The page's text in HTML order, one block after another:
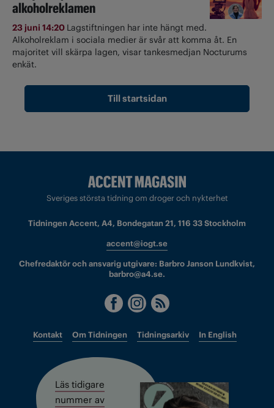
alkoholreklamen
23 juni 14:20 Lagstiftningen har inte hängt med.
Alkoholreklam i sociala medier är svår att komma åt. En
majoritet vill skärpa lagen, visar tankesmedjan Nocturums
enkät.
Till startsidan
Sveriges största tidning om droger och nykterhet
Tidningen Accent, A4, Bondegatan 21, 116 33 Stockholm
accent@iogt.se
Chefredaktör och ansvarig utgivare: Barbro Janson Lundkvist,
barbro@a4.se.
Kontakt Om Tidningen Tidningsarkiv In English
Läs tidigare
nummer av